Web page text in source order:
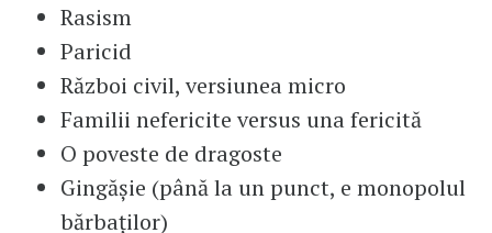
Rasism
Paricid
Război civil, versiunea micro
Familii nefericite versus una fericită
O poveste de dragoste
Gingășie (până la un punct, e monopolul
bărbaților)